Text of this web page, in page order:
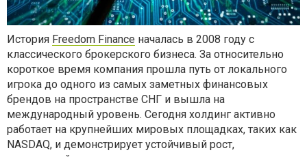
История Freedom Finance началась в 2008 году с
классического брокерского бизнеса. За относительно
короткое время компания прошла путь от локального
игрока до одного из самых заметных финансовых
брендов на пространстве СНГ и вышла на
международный уровень. Сегодня холдинг активно
работает на крупнейших мировых площадках, таких как
NASDAQ, и демонстрирует устойчивый рост,